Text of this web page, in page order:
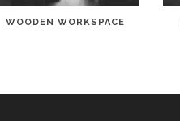
WOODEN WORKSPACE